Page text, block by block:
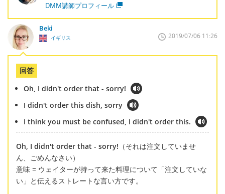
DMM講師プロフィール
Beki
イギリス 2019/07/06 11:26
回答
Oh, I didn't order that - sorry!
I didn't order this dish, sorry
I think you must be confused, I didn't order this.
Oh, I didn't order that - sorry! （それは注文していませ
ん、ごめんなさい）
意味 = ウェイターが持って来た料理について「注文していな
い」と伝えるストレートな言い方です。